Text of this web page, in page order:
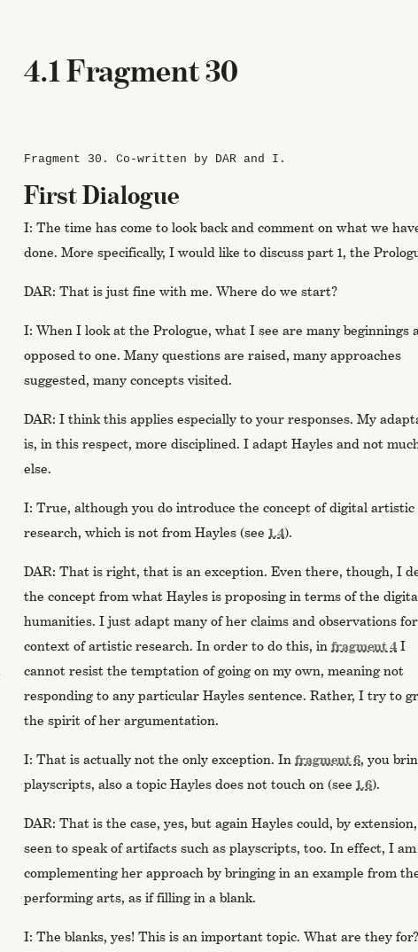
4.1 Fragment 30
Fragment 30. Co-written by DAR and I.
First Dialogue
I: The time has come to look back and comment on what we
done. More specifically, I would like to discuss part 1, the
DAR: That is just fine with me. Where do we start?
I: When I look at the Prologue, what I see are many beginnings
opposed to one. Many questions are raised, many approaches
suggested, many concepts visited.
DAR: I think this applies especially to your responses. My
is, in this respect, more disciplined. I adapt Hayles and not
else.
I: True, although you do introduce the concept of digital artistic
research, which is not from Hayles (see 1.4).
DAR: That is right, that is an exception. Even there, though, I
the concept from what Hayles is proposing in terms of the
humanities. I just adapt many of her claims and observations
context of artistic research. In order to do this, in fragment 4 I
cannot resist the temptation of going on my own, meaning not
responding to any particular Hayles sentence. Rather, I try to
the spirit of her argumentation.
I: That is actually not the only exception. In fragment 6, you
playscripts, also a topic Hayles does not touch on (see 1.6).
DAR: That is the case, yes, but again Hayles could, by extension,
seen to speak of artifacts such as playscripts, too. In effect, I
complementing her approach by bringing in an example from
performing arts, as if filling in a blank.
I: The blanks, yes! This is an important topic. What are they for?